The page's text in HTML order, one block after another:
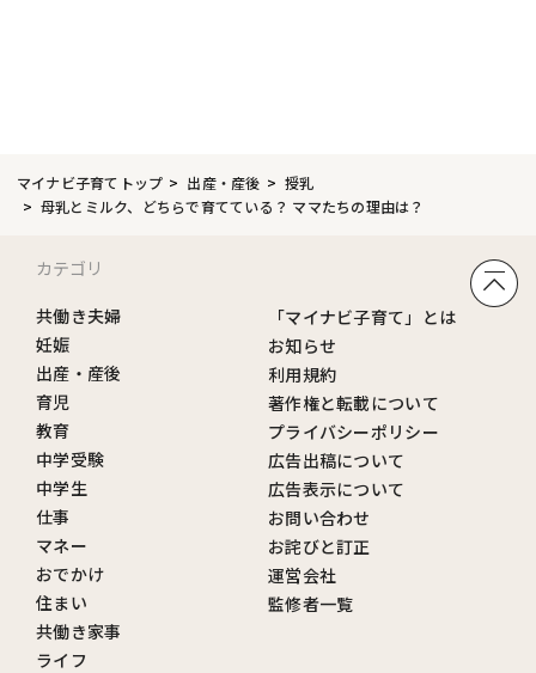
マイナビ子育てトップ 出産・産後
授乳
母乳とミルク、どちらで育てている？ ママたちの理由は？
カテゴリ
共働き夫婦
妊娠
出産・産後
育児
教育
中学受験
中学生
仕事
マネー
おでかけ
住まい
共働き家事
ライフ
「マイナビ子育て」とは
お知らせ
利用規約
著作権と転載について
プライバシーポリシー
広告出稿について
広告表示について
お問い合わせ
お詫びと訂正
運営会社
監修者一覧